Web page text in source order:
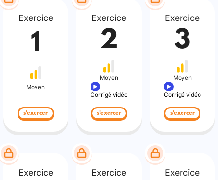
Exercice
1
Moyen
s'exercer
Exercice
2
Moyen
Corrigé vidéo
s'exercer
Exercice
3
Moyen
Corrigé vidéo
s'exercer
Exercice Exercice Exercice